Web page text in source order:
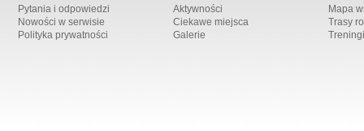
Pytania i odpowiedzi
Nowości w serwisie
Polityka prywatności
Aktywności
Ciekawe miejsca
Galerie
Mapa
Trasy